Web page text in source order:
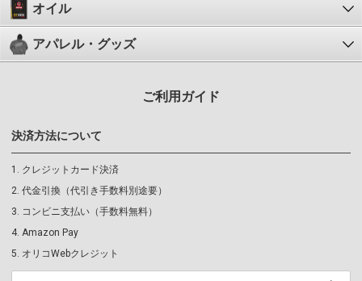
オイル
アパレル・グッズ
ご利用ガイド
決済方法について
クレジットカード決済
代金引換（代引き手数料別途要）
コンビニ支払い（手数料無料）
Amazon Pay
オリコWebクレジット